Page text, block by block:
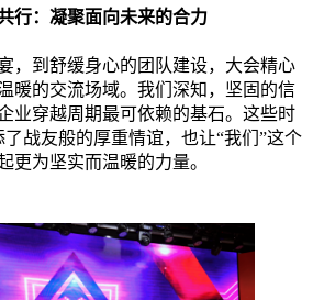
行：凝聚面向未来的合力
，到舒缓身心的团队建设，大会精心
暖的交流场域。我们深知，坚固的信
业穿越周期最可依赖的基石。这些时
战友般的厚重情谊，也让“我们”这个
更为坚实而温暖的力量。